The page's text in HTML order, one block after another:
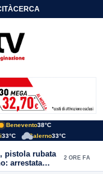
CERCA
Benevento38°C
33°C Salerno33°C
pistola rubata
arrestata
2 ORE FA